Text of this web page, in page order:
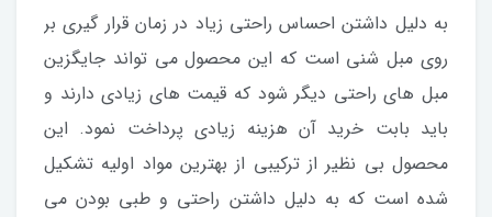
به دلیل داشتن احساس راحتی زیاد در زمان قرار گیری بر
روی مبل شنی است که این محصول می تواند جایگزین
مبل های راحتی دیگر شود که قیمت های زیادی دارند و
باید بابت خرید آن هزینه زیادی پرداخت نمود. این
محصول بی نظیر از ترکیبی از بهترین مواد اولیه تشکیل
شده است که به دلیل داشتن راحتی و طبی بودن می